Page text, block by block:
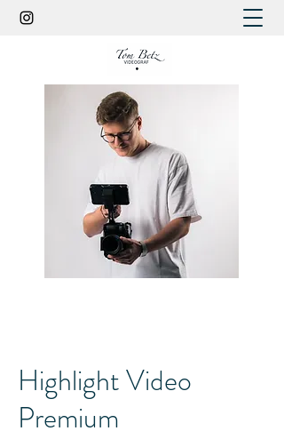
Highlight Video
Premium